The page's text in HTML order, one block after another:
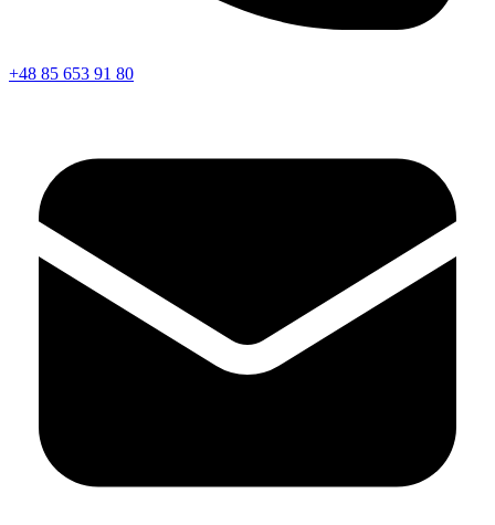
+48 85 653 91 80